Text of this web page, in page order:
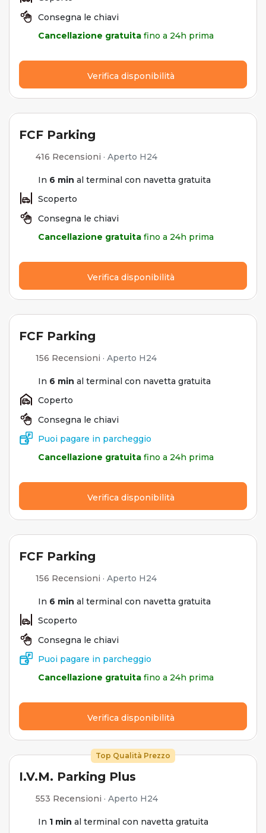
Consegna le chiavi
Cancellazione gratuita fino a 24h prima
Verifica disponibilità
FCF Parking
416 Recensioni · Aperto H24
In 6 min al terminal con navetta gratuita
Scoperto
Consegna le chiavi
Cancellazione gratuita fino a 24h prima
Verifica disponibilità
FCF Parking
156 Recensioni · Aperto H24
In 6 min al terminal con navetta gratuita
Coperto
Consegna le chiavi
Puoi pagare in parcheggio
Cancellazione gratuita fino a 24h prima
Verifica disponibilità
FCF Parking
156 Recensioni · Aperto H24
In 6 min al terminal con navetta gratuita
Scoperto
Consegna le chiavi
Puoi pagare in parcheggio
Cancellazione gratuita fino a 24h prima
Verifica disponibilità
Top Qualità Prezzo
I.V.M. Parking Plus
553 Recensioni · Aperto H24
In 1 min al terminal con navetta gratuita